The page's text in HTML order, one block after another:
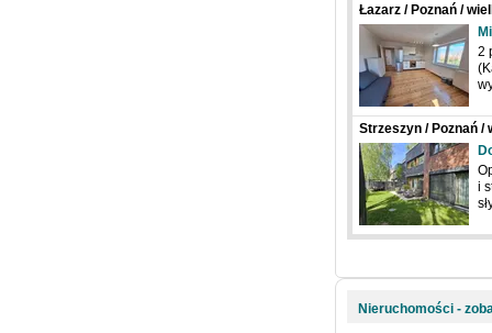
Łazarz / Poznań /
2
Strzeszyn / Poznań /
i
Nieruchomości -